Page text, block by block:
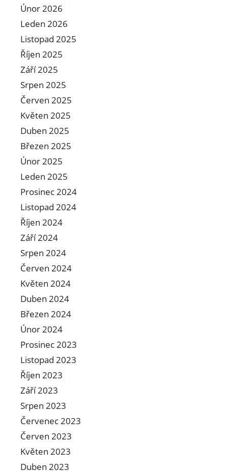
Únor 2026
Leden 2026
Listopad 2025
Říjen 2025
Září 2025
Srpen 2025
Červen 2025
Květen 2025
Duben 2025
Březen 2025
Únor 2025
Leden 2025
Prosinec 2024
Listopad 2024
Říjen 2024
Září 2024
Srpen 2024
Červen 2024
Květen 2024
Duben 2024
Březen 2024
Únor 2024
Prosinec 2023
Listopad 2023
Říjen 2023
Září 2023
Srpen 2023
Červenec 2023
Červen 2023
Květen 2023
Duben 2023